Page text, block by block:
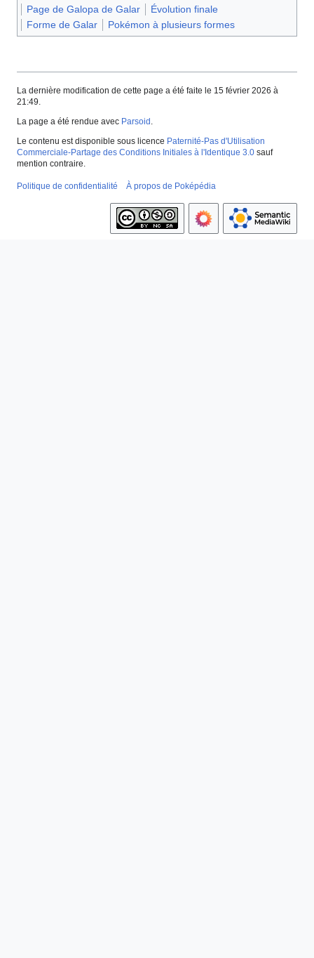
Page de Galopa de Galar
Évolution finale
Forme de Galar
Pokémon à plusieurs formes
La dernière modification de cette page a été faite le 15 février 2026 à
21:49.
La page a été rendue avec Parsoid
Le contenu est disponible sous licence Paternité-Pas d'Utilisation
Commerciale-Partage des Conditions Initiales à l'Identique 3.0 sauf
mention contraire.
Politique de confidentialité À propos de Poképédia